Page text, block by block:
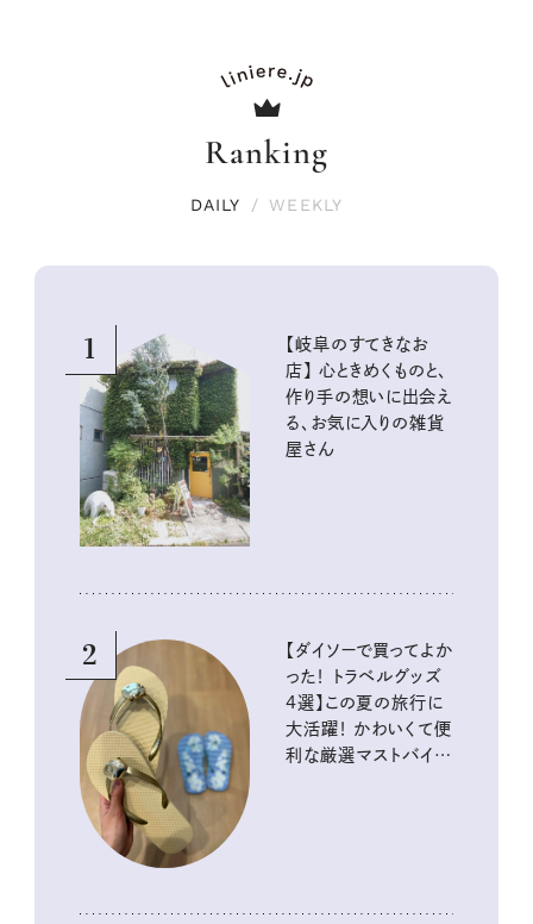
Ranking
DAILY / WEEKLY
1
【岐阜のすてきなお
店】 心ときめくものと、
作り手の想いに出会え
る、お気に入りの雑貨
屋さん
2
【ダイソーで買ってよか
った！ トラベルグッズ
4選】この夏の旅行に
大活躍！ かわいくて便
利な厳選マストバイア